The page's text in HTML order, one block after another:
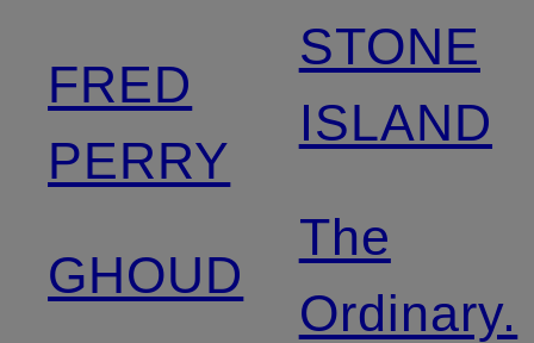
FRED
PERRY
GHOUD
STONE
ISLAND
The
Ordinary.